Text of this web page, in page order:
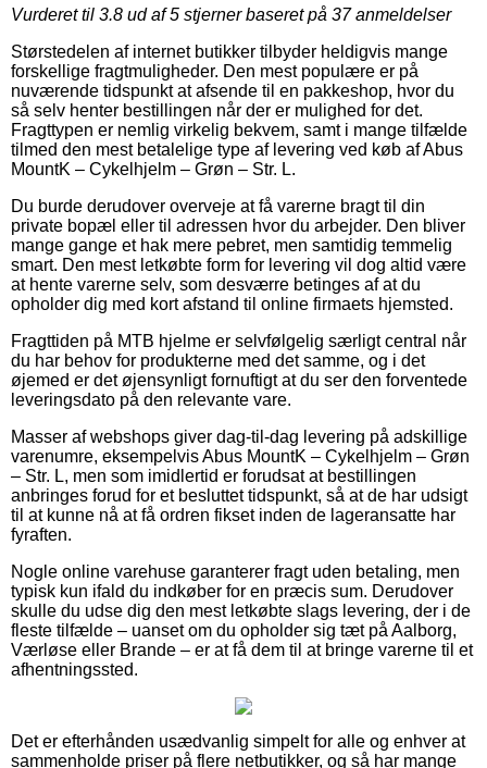
Vurderet til 3.8 ud af 5 stjerner baseret på 37anmeldelser
Størstedelen af internet butikker tilbyder heldigvis mange
forskellige fragtmuligheder. Den mest populære er på
nuværende tidspunkt at afsende til en pakkeshop, hvor du
så selv henter bestillingen når der er mulighed for det.
Fragttypen er nemlig virkelig bekvem, samt i mange tilfælde
tilmed den mest betalelige type af levering ved køb af Abus
MountK – Cykelhjelm – Grøn – Str. L.
Du burde derudover overveje at få varerne bragt til din
private bopæl eller til adressen hvor du arbejder. Den bliver
mange gange et hak mere pebret, men samtidig temmelig
smart. Den mest letkøbte form for levering vil dog altid være
at hente varerne selv, som desværre betinges af at du
opholder dig med kort afstand til online firmaets hjemsted.
Fragttiden på MTB hjelme er selvfølgelig særligt central når
du har behov for produkterne med det samme, og i det
øjemed er det øjensynligt fornuftigt at du ser den forventede
leveringsdato på den relevante vare.
Masser af webshops giver dag-til-dag levering på adskillige
varenumre, eksempelvis Abus MountK – Cykelhjelm – Grøn
– Str. L, men som imidlertid er forudsat at bestillingen
anbringes forud for et besluttet tidspunkt, så at de har udsigt
til at kunne nå at få ordren fikset inden de lageransatte har
fyraften.
Nogle online varehuse garanterer fragt uden betaling, men
typisk kun ifald du indkøber for en præcis sum. Derudover
skulle du udse dig den mest letkøbte slags levering, der i de
fleste tilfælde – uanset om du opholder sig tæt på Aalborg,
Værløse eller Brande – er at få dem til at bringe varerne til et
afhentningssted.
Det er efterhånden usædvanlig simpelt for alle og enhver at
sammenholde priser på flere netbutikker, og så har mange